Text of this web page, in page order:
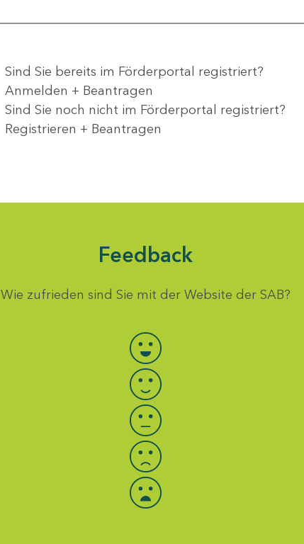
Sind Sie bereits im Förderportal registriert?
Anmelden + Beantragen
Sind Sie noch nicht im Förderportal registriert?
Registrieren + Beantragen
Feedback
Wie zufrieden sind Sie mit der Website der SAB?
Bewertung auswählen